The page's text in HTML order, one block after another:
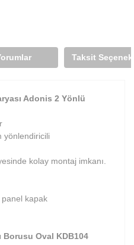
Taksit
Adonis 2 Yönlü
yönlendiricili
kolay montaj imkanı.
kapak
Borusu Oval KDB104